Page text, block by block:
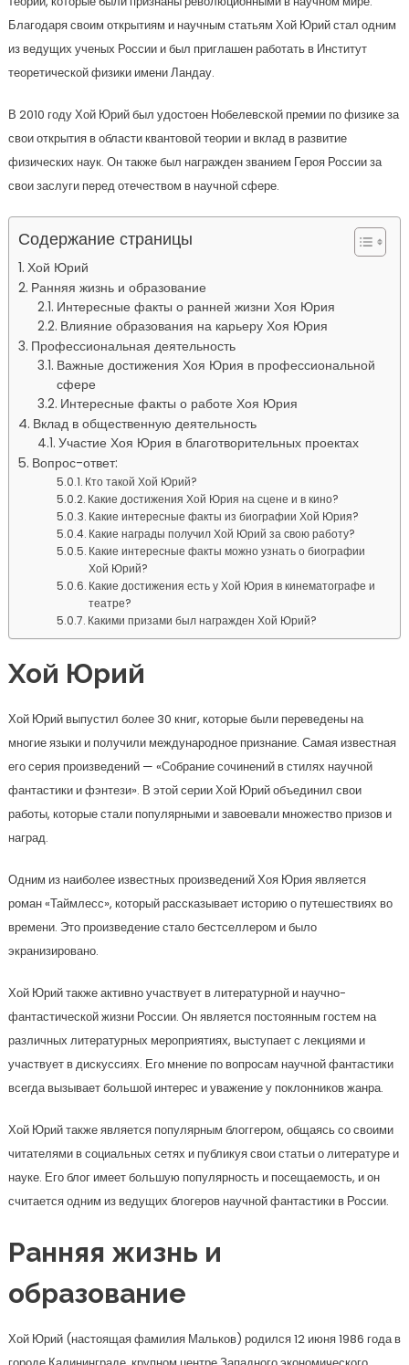
Благодаря своим открытиям и научным статьям Хой Юрий стал одним
из ведущих ученых России и был приглашен работать в Институт
теоретической физики имени Ландау.
В 2010 году Хой Юрий был удостоен Нобелевской премии по физике за
свои открытия в области квантовой теории и вклад в развитие
физических наук. Он также был награжден званием Героя России за
свои заслуги перед отечеством в научной сфере.
Содержание страницы
Хой Юрий
Ранняя жизнь и образование
Интересные факты о ранней жизни Хоя Юрия
Влияние образования на карьеру Хоя Юрия
Профессиональная деятельность
Важные достижения Хоя Юрия в профессиональной
сфере
Интересные факты о работе Хоя Юрия
Вклад в общественную деятельность
Участие Хоя Юрия в благотворительных проектах
Вопрос-ответ:
Кто такой Хой Юрий?
Какие достижения Хой Юрия на сцене и в кино?
Какие интересные факты из биографии Хой Юрия?
Какие награды получил Хой Юрий за свою работу?
Какие интересные факты можно узнать о биографии
Хой Юрий?
Какие достижения есть у Хой Юрия в кинематографе и
театре?
Какими призами был награжден Хой Юрий?
Хой Юрий
Хой Юрий выпустил более 30 книг, которые были переведены на
многие языки и получили международное признание. Самая известная
его серия произведений — «Собрание сочинений в стилях научной
фантастики и фэнтези». В этой серии Хой Юрий объединил свои
работы, которые стали популярными и завоевали множество призов и
наград.
Одним из наиболее известных произведений Хоя Юрия является
роман «Таймлесс», который рассказывает историю о путешествиях во
времени. Это произведение стало бестселлером и было
экранизировано.
Хой Юрий также активно участвует в литературной и научно-
фантастической жизни России. Он является постоянным гостем на
различных литературных мероприятиях, выступает с лекциями и
участвует в дискуссиях. Его мнение по вопросам научной фантастики
всегда вызывает большой интерес и уважение у поклонников жанра.
Хой Юрий также является популярным блоггером, общаясь со своими
читателями в социальных сетях и публикуя свои статьи о литературе и
науке. Его блог имеет большую популярность и посещаемость, и он
считается одним из ведущих блогеров научной фантастики в России.
Ранняя жизнь и
образование
Хой Юрий (настоящая фамилия Мальков) родился 12 июня 1986 года в